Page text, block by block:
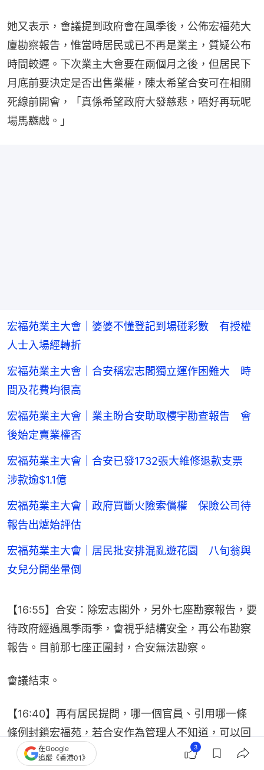
她又表示，會議提到政府會在風季後，公佈宏福苑大
廈勘察報告，惟當時居民或已不再是業主，質疑公布
時間較遲。下次業主大會要在兩個月之後，但居民下
月底前要決定是否出售業權，陳太希望合安可在相關
死線前開會，「真係希望政府大發慈悲，唔好再玩呢
場馬嬲戲。」
宏福苑業主大會｜婆婆不懂登記到場碰彩數 有授權
人士入場經轉折
宏福苑業主大會｜合安稱宏志閣獨立運作困難大 時
間及花費均很高
宏福苑業主大會｜業主盼合安助取樓宇勘查報告 會
後始定賣業權否
宏福苑業主大會｜合安已發1732張大維修退款支票
涉款逾$1.1億
宏福苑業主大會｜政府買斷火險索償權 保險公司待
報告出爐始評估
宏福苑業主大會｜居民批安排混亂遊花園 八旬翁與
女兒分開坐暈倒
【16:55】合安：除宏志閣外，另外七座勘察報告，要
待政府經過風季雨季，會視乎結構安全，再公布勘察
報告。目前那七座正圍封，合安無法勘察。
會議結束。
【16:40】再有居民提問，哪一個官員、引用哪一條
條例封鎖宏福苑，若合安作為管理人不知道，可以回
答不知道，再代表居民向政府交涉。居民亦有提問，
在Google
追蹤《香港01》
3